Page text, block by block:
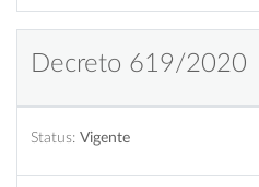
Decreto 619/2020
Status: Vigente